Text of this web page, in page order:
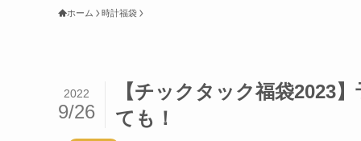
ホーム 時計福袋
【チックタック福袋2023
ても！
2022
9/26